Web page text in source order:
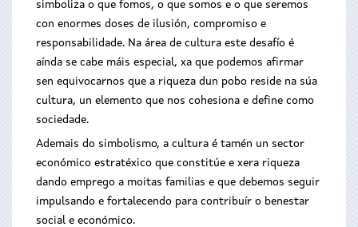
simboliza o que fomos, o que somos e o que seremos
con enormes doses de ilusión, compromiso e
responsabilidade. Na área de cultura este desafío é
aínda se cabe máis especial, xa que podemos afirmar
sen equivocarnos que a riqueza dun pobo reside na súa
cultura, un elemento que nos cohesiona e define como
sociedade.
Ademais do simbolismo, a cultura é tamén un sector
económico estratéxico que constitúe e xera riqueza
dando emprego a moitas familias e que debemos seguir
impulsando e fortalecendo para contribuír o benestar
social e económico.